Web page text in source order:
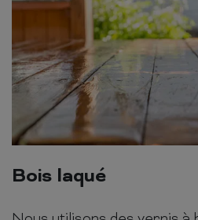
Bois laqué